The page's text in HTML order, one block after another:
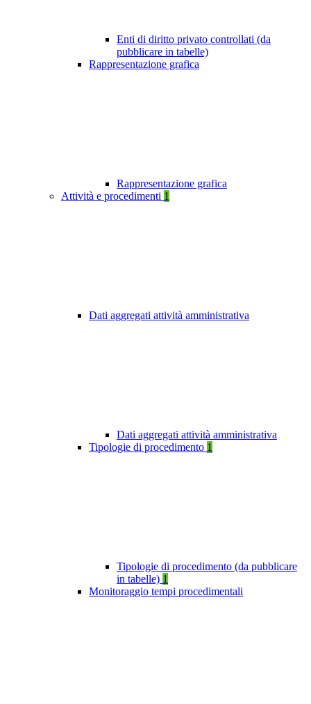
Enti di diritto privato controllati (da
pubblicare in tabelle)
Rappresentazione grafica
Rappresentazione grafica
Attività e procedimenti 1
Dati aggregati attività amministrativa
Dati aggregati attività amministrativa
Tipologie di procedimento 1
Tipologie di procedimento (da pubblicare
in tabelle) 1
Monitoraggio tempi procedimentali